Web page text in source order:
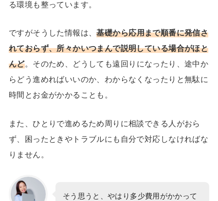
る環境も整っています。
ですがそうした情報は、基礎から応用まで順番に発信さ
れておらず、所々かいつまんで説明している場合がほと
んど。 そのため、どうしても遠回りになったり、途中か
らどう進めればいいのか、わからなくなったりと無駄に
時間とお金がかかることも。
また、ひとりで進めるため周りに相談できる人がおら
ず、困ったときやトラブルにも自分で対応しなければな
りません。
そう思うと、やはり多少費用がかかって